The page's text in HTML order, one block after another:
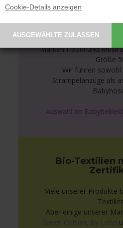
Cookie-Details anzeigen
Wir führen
Marken Fixoni und Müsli
Größe
Wir führen
Strampelanzüge als
Auswahl an
Bio-Textilien
Viele unserer Produkte
Aber einige unserer
Green Cotton, By Lohn